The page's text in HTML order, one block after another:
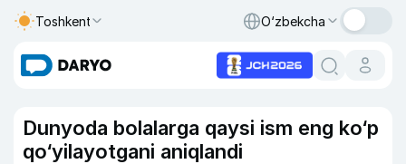
Toshkent O‘zbekcha
Dunyoda bolalarga qaysi ism eng ko‘p
qo‘yilayotgani aniqlandi